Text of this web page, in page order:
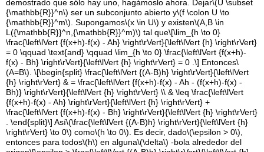
demostrado que sólo hay uno, hagámoslo ahora. Dejar\(U \subset
{\mathbb{R}}^n\) ser un subconjunto abierto y\(f \colon U \to
{\mathbb{R}}^m\) . Supongamos\(x \in U\) y existen\(A,B \in
L({\mathbb{R}}^n,{\mathbb{R}}^m)\) tal que\[\lim_{h \to 0}
\frac{\left\lVert {f(x+h)-f(x) - Ah} \right\rVert}{\left\lVert {h} \right\rVert}
= 0 \qquad \text{and} \qquad \lim_{h \to 0} \frac{\left\lVert {f(x+h)-
f(x) - Bh} \right\rVert}{\left\lVert {h} \right\rVert} = 0 .\] Entonces\
(A=B\) .\[\begin{split} \frac{\left\lVert {(A-B)h} \right\rVert}{\left\lVert
{h} \right\rVert} & = \frac{\left\lVert {f(x+h)-f(x) - Ah - (f(x+h)-f(x) -
Bh)} \right\rVert}{\left\lVert {h} \right\rVert} \\ & \leq \frac{\left\lVert
{f(x+h)-f(x) - Ah} \right\rVert}{\left\lVert {h} \right\rVert} +
\frac{\left\lVert {f(x+h)-f(x) - Bh} \right\rVert}{\left\lVert {h} \right\rVert}
. \end{split}\] Así\(\frac{\left\lVert {(A-B)h} \right\rVert}{\left\lVert {h}
\right\rVert} \to 0\) como\(h \to 0\) . Es decir, dado\(\epsilon > 0\)
entonces para todos\(h\) en alguna\(\delta\) -bola alrededor del